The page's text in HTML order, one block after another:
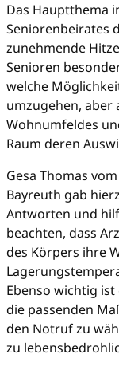
Das Hauptthema
Seniorenbeirates
zunehmende
Senioren
welche
umzugehen, aber
Wohnumfeldes
Raum deren
Gesa Thomas
Bayreuth gab
Antworten und
beachten, dass
des Körpers ihre
Ebenso wichtig
die passenden
den Notruf zu
zu